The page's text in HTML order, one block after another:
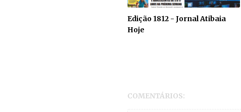
Edição 1812 - Jornal Atibaia
Hoje
COMENTÁRIOS: